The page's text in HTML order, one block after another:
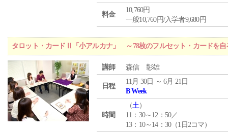
料金
10,760円
一般10,760円/入学者9,680円
タロット・カードⅡ「小アルカナ」 ～78枚のフルセット・カードを自
講師 森信 彰雄
日程
11月 30日 ～ 6月 21日
B Week
時間
（土）
11：30～12：50／
13：10～14：30（1日2コマ）